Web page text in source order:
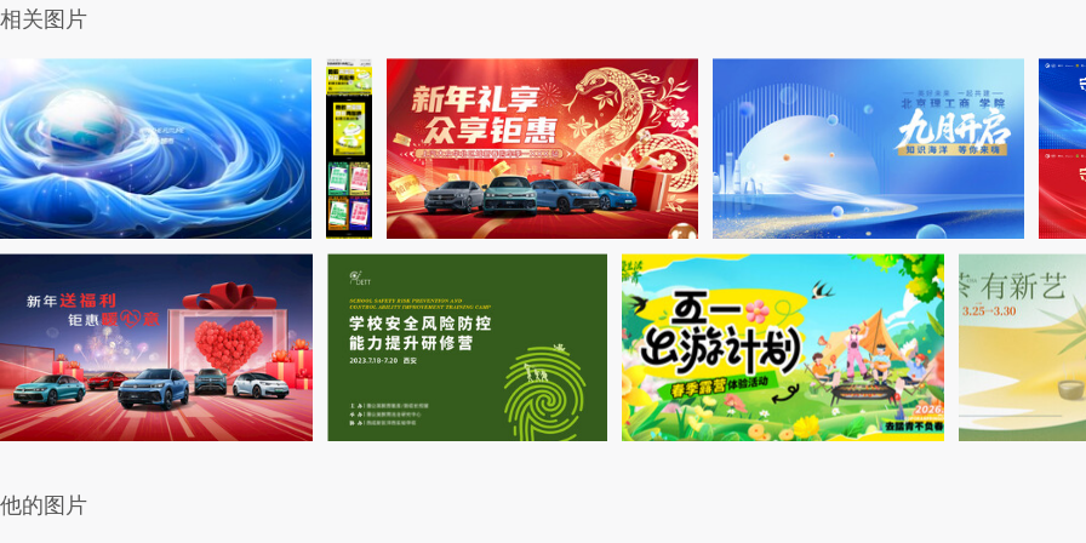
相关图片
他的图片